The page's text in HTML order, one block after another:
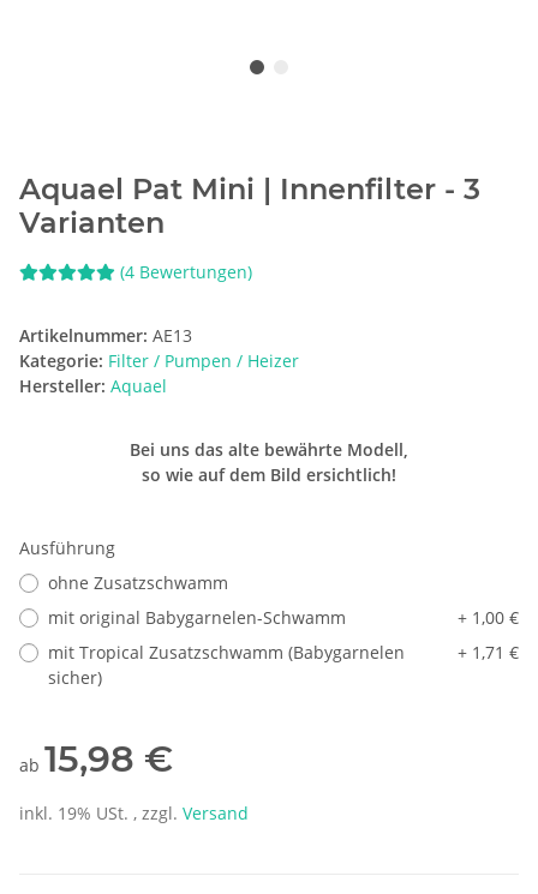
Aquael Pat Mini | Innenfilter - 3
Varianten
(4 Bewertungen)
Artikelnummer: AE13
Kategorie: Filter / Pumpen / Heizer
Hersteller: Aquael
Bei uns das alte bewährte Modell,
so wie auf dem Bild ersichtlich!
Ausführung
ohne Zusatzschwamm
mit original Babygarnelen-Schwamm
+ 1,00 €
mit Tropical Zusatzschwamm (Babygarnelen
sicher)
+ 1,71 €
ab 15,98 €
inkl. 19% USt. , zzgl. Versand